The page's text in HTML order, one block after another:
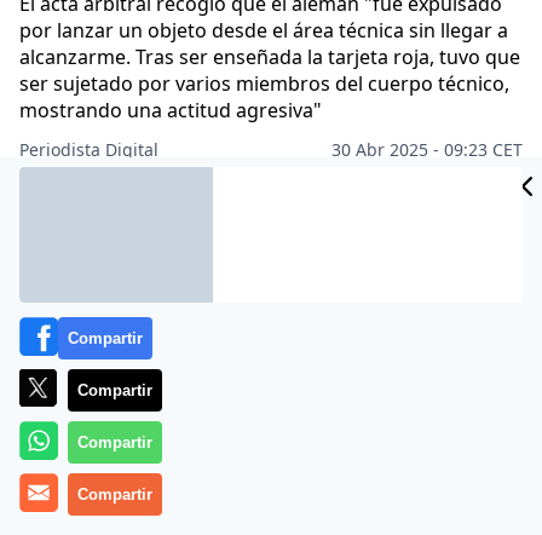
por lanzar un objeto desde el área técnica sin llegar a
alcanzarme. Tras ser enseñada la tarjeta roja, tuvo que
ser sujetado por varios miembros del cuerpo técnico,
mostrando una actitud agresiva"
Periodista Digital
30 Abr 2025 - 09:23 CET
Compartir
Compartir
Compartir
Compartir